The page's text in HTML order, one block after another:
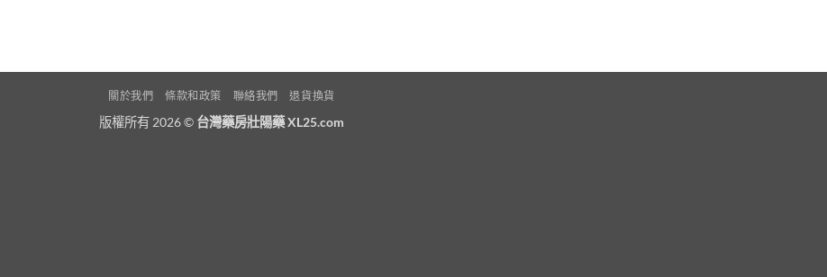
關於我們 條款和政策 聯絡我們 退貨換貨
版權所有 2026 © 台灣藥房壯陽藥 XL25.com